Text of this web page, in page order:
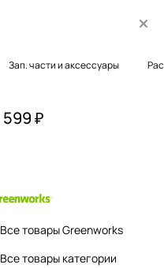
Зап. части и аксессуары
599 ₽
Все товары Greenworks
Все товары категории